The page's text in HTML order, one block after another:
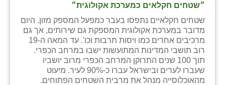
״שטחים חקלאים כמערכת אקולוגית״
שטחים חקלאיים נתפסו בעבר כמפעל המספק מזון. היום
מדובר במערכת אקולוגית המספקת גם שירותים, אך גם
מרכיבים אחרים כמו ויסות תרבות וכו'. עד המאה ה-19
רוב תושבי המדינות המתועשות ישבו במרחב הכפרי.
תוך 100 שנים התרוקן המרחב הכפרי מרוב יושביו
שעברו לערים ובישראל עברו כ-90% לעיר. מיעוט
מהאוכלוסייה מנהל את מרבית השטחים הפתוחים.
הדר עם
חבצלת השרון
חמרה